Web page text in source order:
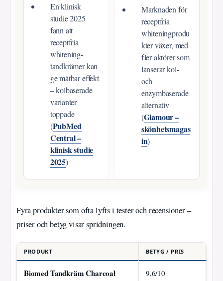
En klinisk
studie 2025
fann att
receptfria
whitening-
tandkrämer kan
ge mätbar effekt
– kolbaserade
varianter
toppade
(PubMed
Central –
klinisk studie
2025)
Marknaden för
receptfria
whiteningprodu
kter växer, med
fler aktörer som
lanserar kol-
och
enzymbaserade
alternativ
(Glamour –
skönhetsmagas
in)
Fyra produkter som ofta lyfts i tester och recensioner –
priser och betyg visar spridningen.
PRODUKT BETYG / PRIS
Biomed Tandkräm Charcoal 9,6/10